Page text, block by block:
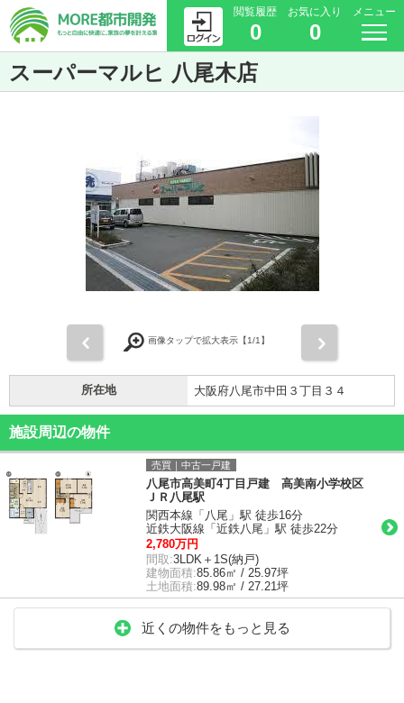
閲覧履歴
0
お気に入り
0
メニュー
スーパーマルヒ 八尾木店
画像タップで拡大表示【1/1】
所在地 大阪府八尾市中田３丁目３４
施設周辺の物件
売買｜中古一戸建
八尾市高美町4丁目戸建 高美南小学校区
ＪＲ八尾駅
関西本線「八尾」駅 徒歩16分
近鉄大阪線「近鉄八尾」駅 徒歩22分
2,780万円
間取:3LDK＋1S(納戸)
建物面積:85.86㎡ / 25.97坪
土地面積:89.98㎡ / 27.21坪
近くの物件をもっと見る